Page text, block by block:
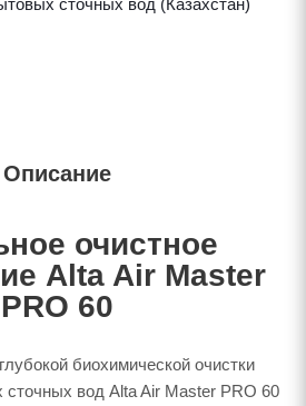
сточных вод (Казахстан)
Описание
очистное
Alta Air Master
PRO 60
биохимической очистки
сточных вод Alta Air Master PRO 60